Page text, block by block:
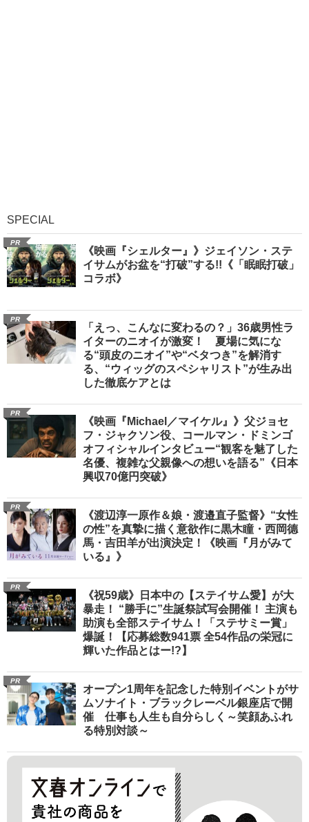
SPECIAL
PR
《映画『シェルター』》ジェイソン・ステ
イサムがお盆を“打破”する!!《「眠眠打破」
コラボ》
PR
「えっ、こんなに変わるの？」36歳男性ラ
イターのニオイが激変！ 夏場に気にな
る“頭皮のニオイ”や“ベタつき”を解消す
る、“ウィッグのスペシャリスト”が生み出
した徹底ケアとは
PR
《映画『Michael／マイケル』》父ジョセ
フ・ジャクソン役、コールマン・ドミンゴ
オフィシャルインタビュー“観客を魅了した
名優、複雑な父親像への想いを語る”《日本
興収70億円突破》
PR
《渡辺淳一原作＆娘・渡邉直子監督》“女性
の性”を真摯に描く意欲作に黒木瞳・西岡德
馬・吉田羊が出演決定！《映画『月がみて
いる』》
PR
《祝59歳》日本中の【ステイサム愛】が大
暴走！ “勝手に”生誕祭試写会開催！ 主演も
助演も全部ステイサム！「ステサミー賞」
爆誕！【応募総数941票 全54作品の栄冠に
輝いた作品とはー!?】
PR
オープン1周年を記念した特別イベントがサ
ムソナイト・ブラックレーベル銀座店で開
催 仕事も人生も自分らしく～笑顔あふれ
る特別対談～